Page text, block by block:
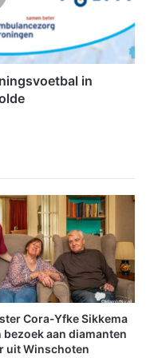
in
Cora-Yfke Sikkema
bezoek aan diamanten
uit Winschoten